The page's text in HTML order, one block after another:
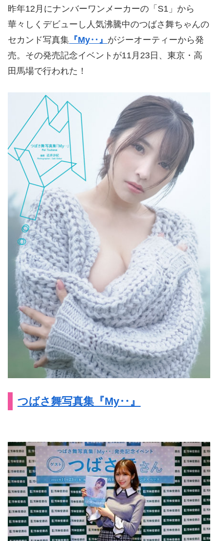
昨年12月にナンバーワンメーカーの「S1」から
華々しくデビューし人気沸騰中のつばさ舞ちゃんの
セカンド写真集 『My‥』 がジーオーティーから発
売。その発売記念イベントが11月23日、東京・高
田馬場で行われた！
つばさ舞写真集『My‥』